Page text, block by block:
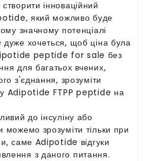
інноваційний
який можливо буде
значному потенціалі
хочеться, щоб ціна була
peptide for sale без
для багатьох вчених,
з'єднання, зрозуміти
Adipotide FTPP peptide на
до інсуліну або
можемо зрозуміти тільки при
саме Adipotide відгуки
з даного питання.